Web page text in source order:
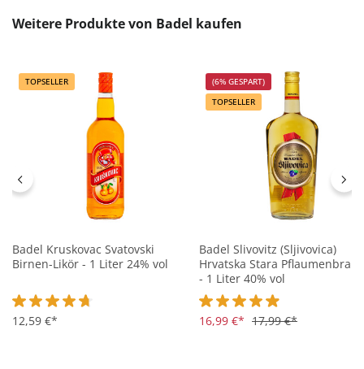
Produktgalerie überspringen
Weitere Produkte von Badel kaufen
TOPSELLER
Badel Kruskovac Svatovski
Birnen-Likör - 1 Liter 24% vol
Durchschnittliche Bewertung von 4.8 von 5 Sternen
12,59 €*
(6% GESPART)
TOPSELLER
Badel Slivovitz (Sljivovica)
Hrvatska Stara
- 1 Liter 40% vol
Durchschnittliche
16,99 €* 17,99 €*